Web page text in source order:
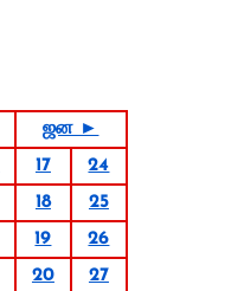
ஜன ►
17
24
18
25
19
26
20
27